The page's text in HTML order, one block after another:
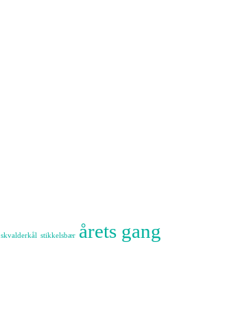
skvalderkål stikkelsbær årets gang